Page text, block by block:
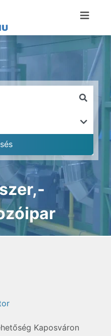
Kaposváron